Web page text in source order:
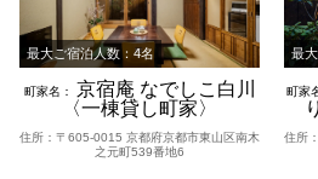
最大ご宿泊人数：4名
町家名：
京宿庵 なでしこ白川
〈一棟貸し町家〉
住所：〒605-0015 京都府京都市東山区南木
之元町539番地6
最
町家
住所